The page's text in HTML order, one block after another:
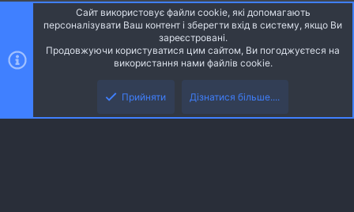
Ніч
Українська (UA)
S
Community platform by XenForo® © 2010-2026 XenForo Ltd.
Community platform by XenForo © 2010-2022 XenForo Ltd. | dev: Pages
Сайт використовує файли cookie, які допомагають
персоналізувати Ваш контент і зберегти вхід в систему, якщо Ви
зареєстровані.
Продовжуючи користуватися цим сайтом, Ви погоджуєтеся на
використання нами файлів cookie.
Прийняти Дізнатися більше....